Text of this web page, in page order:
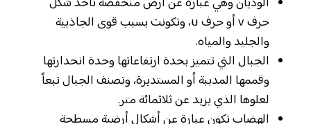
حرف v أو حرف u، وتكونت بسبب قوى الجاذبية
والجليد والمياه.
الجبال التي تتميز بحدة ارتفاعاتها وحدة انحدارتها
وقممها المدببة أو المستديرة، وتصنف الجبال تبعاً
لعلوها الذي يزيد عن ثلاثمائة متر.